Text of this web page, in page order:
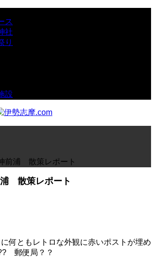
ス
社
り
設
前浦 散策レポート
散策レポート
何ともレトロな外観に赤いポストが埋め
郵便局？？